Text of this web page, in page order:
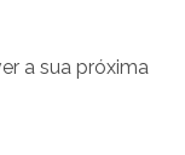
a sua próxima